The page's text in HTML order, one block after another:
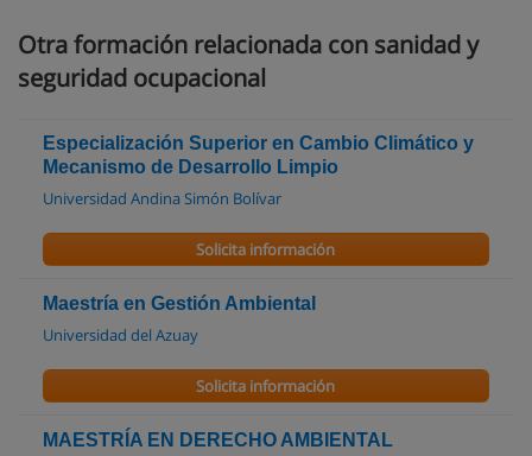
Otra formación relacionada con sanidad y
seguridad ocupacional
Especialización Superior en Cambio Climático y
Mecanismo de Desarrollo Limpio
Universidad Andina Simón Bolívar
Solicita información
Maestría en Gestión Ambiental
Universidad del Azuay
Solicita información
MAESTRÍA EN DERECHO AMBIENTAL